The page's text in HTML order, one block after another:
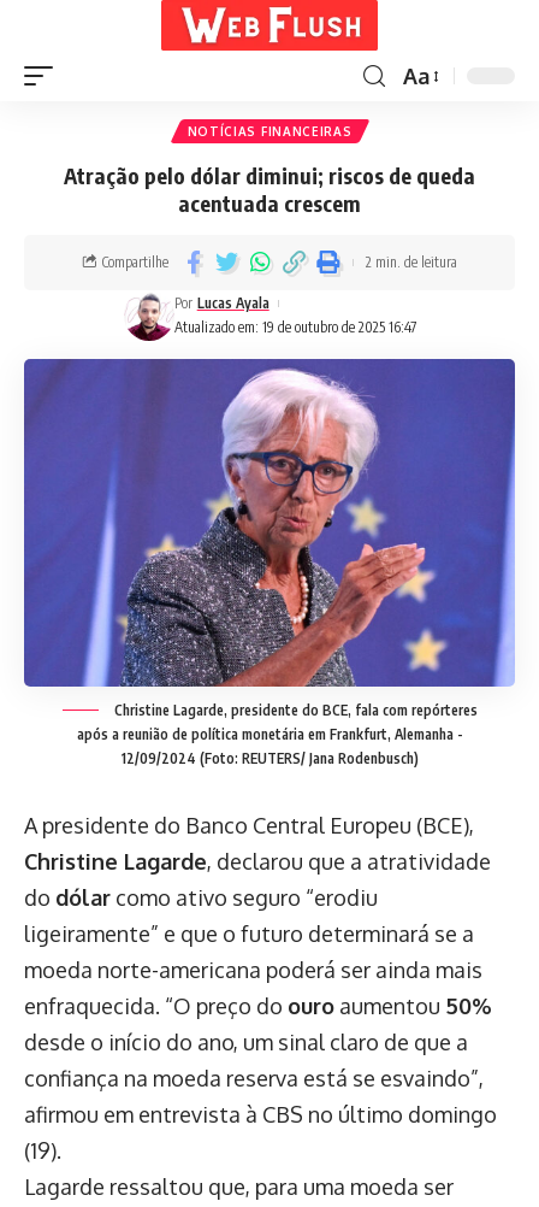
Aa
NOTÍCIAS FINANCEIRAS
Atração pelo dólar diminui; riscos de queda
acentuada crescem
Atualizado em: 19 de outubro de 2025 16:47
Por Lucas Ayala
Compartilhe 2 min. de leitura
Christine Lagarde, presidente do BCE, fala com repórteres
após a reunião de política monetária em Frankfurt, Alemanha -
12/09/2024 (Foto: REUTERS/ Jana Rodenbusch)
A presidente do Banco Central Europeu (BCE),
Christine Lagarde, declarou que a atratividade
do dólar como ativo seguro “erodiu
ligeiramente” e que o futuro determinará se a
moeda norte-americana poderá ser ainda mais
enfraquecida. “O preço do ouro aumentou 50%
desde o início do ano, um sinal claro de que a
confiança na moeda reserva está se esvaindo”,
afirmou em entrevista à CBS no último domingo
(19).
Lagarde ressaltou que, para uma moeda ser